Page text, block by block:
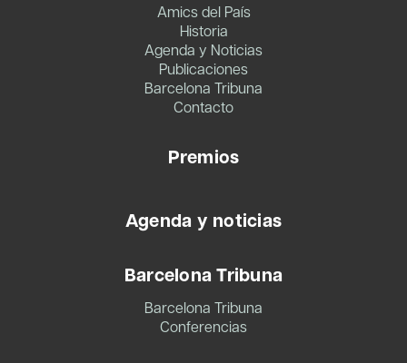
Amics del País
Historia
Agenda y Noticias
Publicaciones
Barcelona Tribuna
Contacto
Premios
Agenda y noticias
Barcelona Tribuna
Barcelona Tribuna
Conferencias